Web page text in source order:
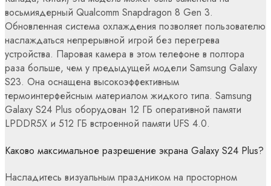
восьмиядерный Qualcomm Snapdragon 8 Gen 3.
Обновленная система охлаждения позволяет пользователю
наслаждаться непрерывной игрой без перегрева
устройства. Паровая камера в этом телефоне в полтора
раза больше, чем у предыдущей модели Samsung Galaxy
S23. Она оснащена высокоэффективным
термоинтерфейсным материалом жидкого типа. Samsung
Galaxy S24 Plus оборудован 12 ГБ оперативной памяти
LPDDR5X и 512 ГБ встроенной памяти UFS 4.0.
Каково максимальное разрешение экрана Galaxy S24 Plus?
Насладитесь визуальным праздником на просторном